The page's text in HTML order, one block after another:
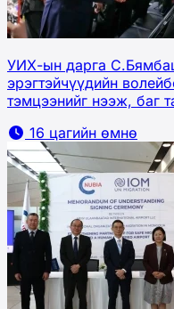
УИХ-ын дарга
эрэгтэйчүүдийн
тэмцээнийг нээж, баг
16 цагийн өмнө